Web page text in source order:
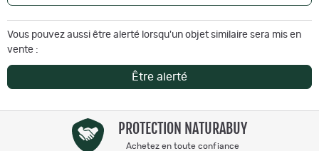
Vous pouvez aussi être alerté lorsqu'un objet similaire sera mis en
vente :
Être alerté
PROTECTION NATURABUY
Achetez en toute confiance